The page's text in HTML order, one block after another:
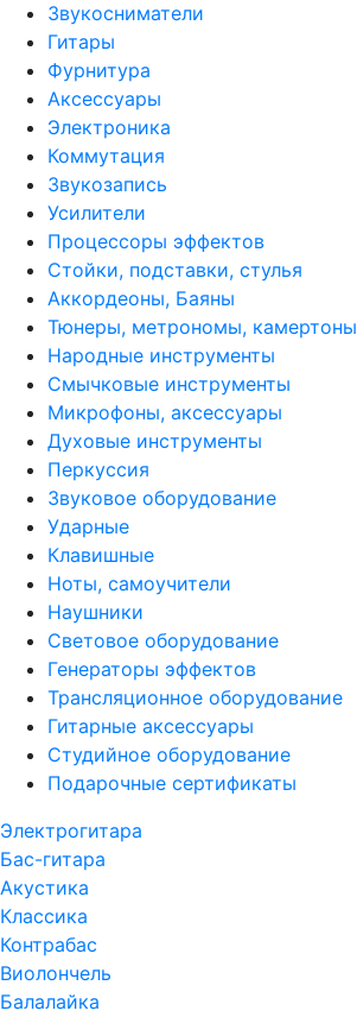
Звукосниматели
Гитары
Фурнитура
Аксессуары
Электроника
Коммутация
Звукозапись
Усилители
Процессоры эффектов
Стойки, подставки, стулья
Аккордеоны, Баяны
Тюнеры, метрономы, камертоны
Народные инструменты
Смычковые инструменты
Микрофоны, аксессуары
Духовые инструменты
Перкуссия
Звуковое оборудование
Ударные
Клавишные
Ноты, самоучители
Наушники
Световое оборудование
Генераторы эффектов
Трансляционное оборудование
Гитарные аксессуары
Студийное оборудование
Подарочные сертификаты
Электрогитара
Бас-гитара
Акустика
Классика
Контрабас
Виолончель
Балалайка